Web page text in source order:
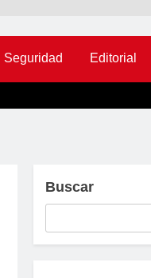
Seguridad Editorial
Buscar